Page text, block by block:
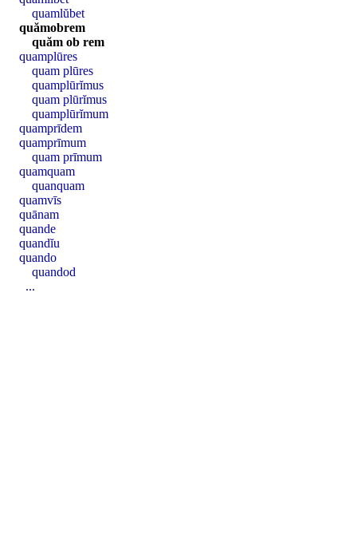
quamlŭbet
quămobrem
quăm ob rem
quamplūres
quam plūres
quamplūrĭmus
quam plūrĭmus
quamplūrĭmum
quamprīdem
quamprīmum
quam prīmum
quamquam
quanquam
quamvīs
quānam
quande
quandĭu
quando
quandod
...